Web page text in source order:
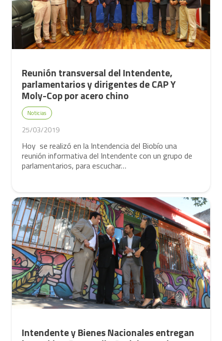
Reunión transversal del Intendente,
parlamentarios y dirigentes de CAP Y
Moly-Cop por acero chino
Noticias
25/03/2019
Hoy se realizó en la Intendencia del Biobío una
reunión informativa del Intendente con un grupo de
parlamentarios, para escuchar…
Intendente y Bienes Nacionales entregan